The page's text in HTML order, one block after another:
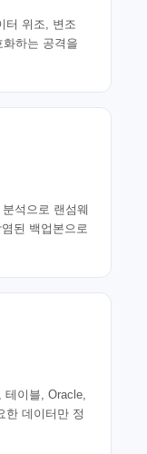
터 위조, 변조
하는 공격을
석으로 랜섬웨
된 백업본으로
테이블, Oracle,
한 데이터만 정